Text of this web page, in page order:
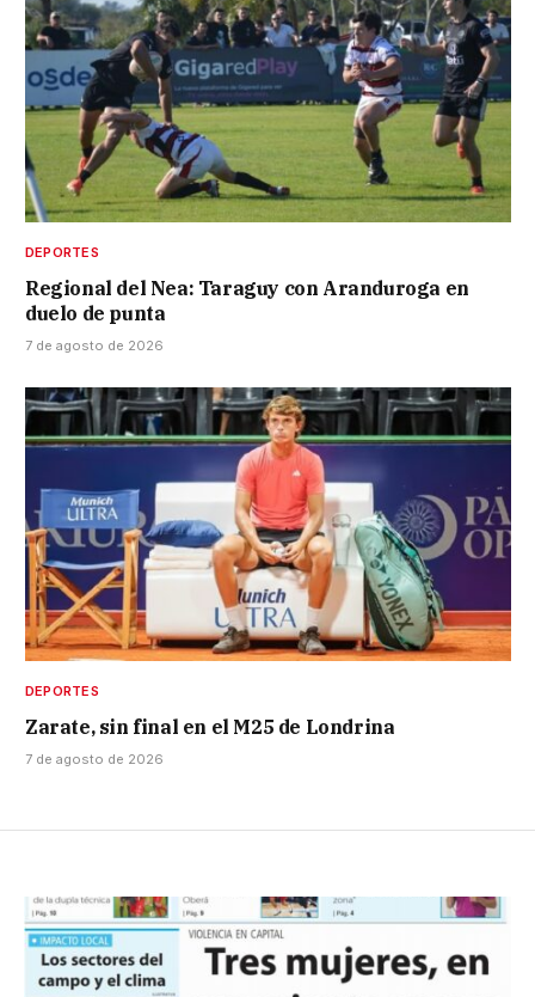
DEPORTES
Regional del Nea: Taraguy con Aranduroga en
duelo de punta
7 de agosto de 2026
DEPORTES
Zarate, sin final en el M25 de Londrina
7 de agosto de 2026